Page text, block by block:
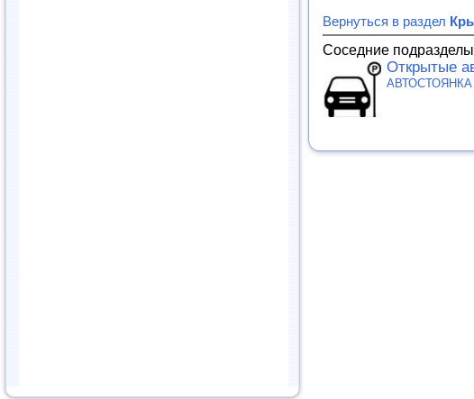
Вернуться в раздел
Соседние
Открытые